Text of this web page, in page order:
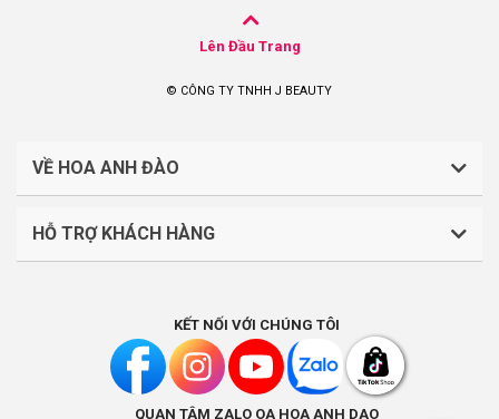
Lên Đầu Trang
© CÔNG TY TNHH J BEAUTY
VỀ HOA ANH ĐÀO
CÔNG TY TNHH J BEAUTY
Liên hệ: (028).7303.9118
HỖ TRỢ KHÁCH HÀNG
Chính sách vận chuyển, giao nhận
Chính sách đổi trả và hoàn tiền
KẾT NỐI VỚI CHÚNG TÔI
QUAN TÂM ZALO OA HOA ANH DAO